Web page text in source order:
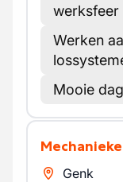
werksfeer
Werken
Mooie
Genk